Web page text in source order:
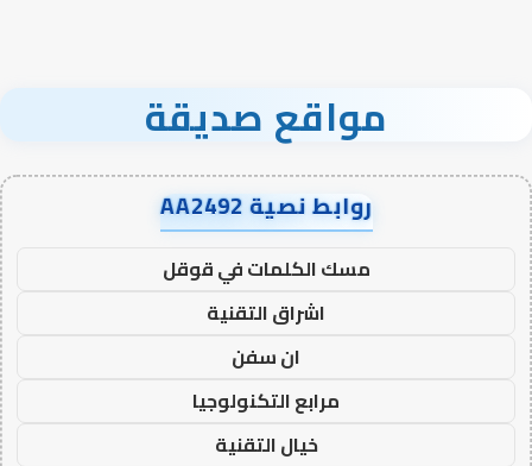
مواقع صديقة
روابط نصية AA2492
مسك الكلمات في قوقل
اشراق التقنية
ان سفن
مرابع التكنولوجيا
خيال التقنية